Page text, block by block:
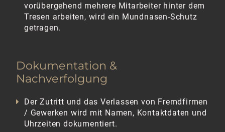
vorübergehend mehrere Mitarbeiter hinter dem
Tresen arbeiten, wird ein Mundnasen-Schutz
getragen.
Dokumentation &
Nachverfolgung
Der Zutritt und das Verlassen von Fremdfirmen
/ Gewerken wird mit Namen, Kontaktdaten und
Uhrzeiten dokumentiert.